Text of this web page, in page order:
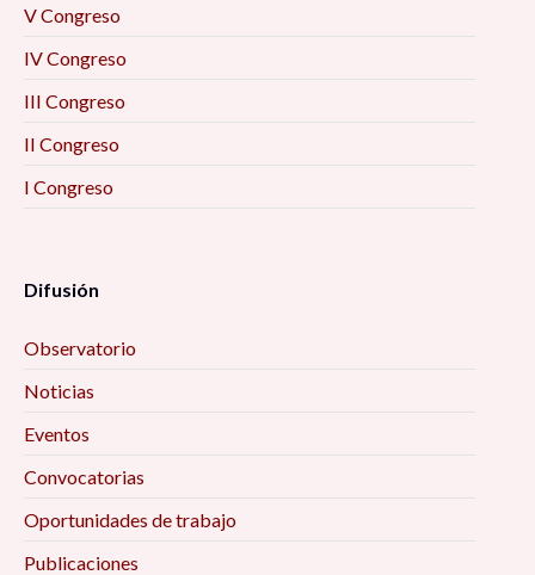
V Congreso
IV Congreso
III Congreso
II Congreso
I Congreso
Difusión
Observatorio
Noticias
Eventos
Convocatorias
Oportunidades de trabajo
Publicaciones